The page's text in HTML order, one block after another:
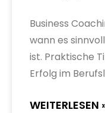
Business
wann es
ist. Praktische
Erfolg im
WEITERLESEN